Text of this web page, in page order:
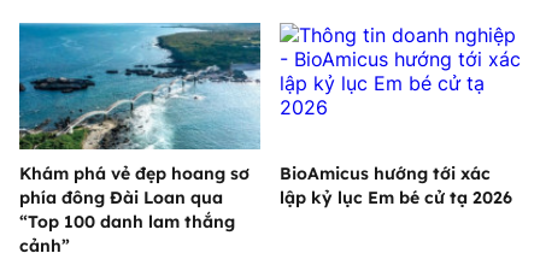
Khám phá vẻ đẹp hoang sơ
phía đông Đài Loan qua
“Top 100 danh lam thắng
cảnh”
BioAmicus hướng tới xác
lập kỷ lục Em bé cử tạ 2026